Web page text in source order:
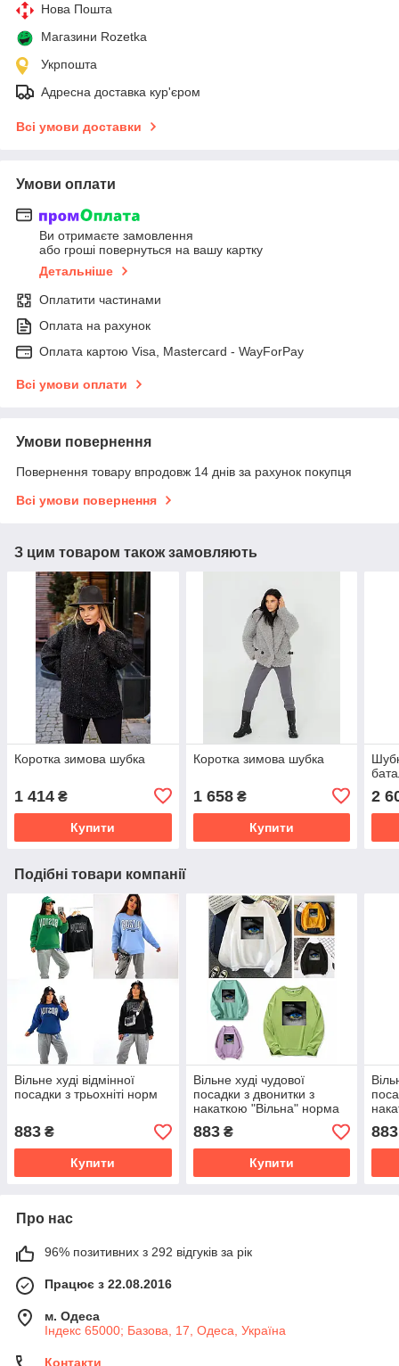
Нова Пошта
Магазини Rozetka
Укрпошта
Адресна доставка кур'єром
Всі умови доставки
Умови оплати
Ви отримаєте замовлення
або гроші повернуться на вашу картку
Детальніше
Оплатити частинами
Оплата на рахунок
Оплата картою Visa, Mastercard - WayForPay
Всі умови оплати
Умови повернення
Повернення товару впродовж 14 днів за рахунок покупця
Всі умови повернення
З цим товаром також замовляють
Коротка зимова шубка
1 414 ₴
Купити
Коротка зимова шубка
1 658₴
Купити
2
Подібні товари компанії
Вільне худі відмінної
посадки з трьохніті норм
883 ₴
Купити
Вільне худі чудової
посадки з двонитки з
накаткою "Вільна" норма
883₴
Купити
883
Про нас
96% позитивних з 292 відгуків за рік
Працює з 22.08.2016
м. Одеса
Індекс 65000; Базова, 17, Одеса, Україна
Контакти